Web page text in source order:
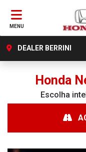
MENU
DEALER BERRINI
Honda
Escolha